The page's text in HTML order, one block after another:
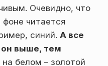
Очевидно, что
читается
синий. А все
он выше, тем
белом – золотой